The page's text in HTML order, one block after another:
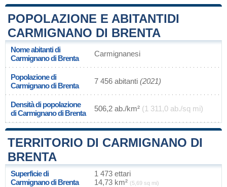
POPOLAZIONE E ABITANTIDI
CARMIGNANO DI BRENTA
Nome abitanti di
Carmignano di Brenta
Carmignanesi
Popolazione di
Carmignano di Brenta
7 456 abitanti (2021)
Densità di popolazione
di Carmignano di Brenta
506,2 ab./km² (1 311,0 ab./sq mi)
TERRITORIO DI CARMIGNANO DI
BRENTA
Superficie di
Carmignano di Brenta
1 473 ettari
14,73 km² (5,69 sq mi)